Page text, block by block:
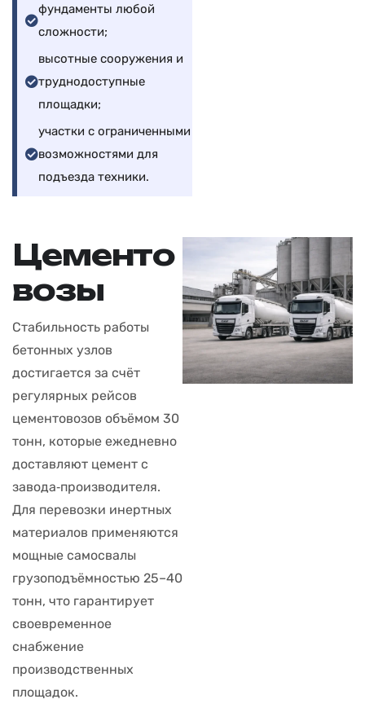
фундаменты любой
сложности;
высотные сооружения и
труднодоступные
площадки;
участки с ограниченными
возможностями для
подъезда техники.
Цементо
возы
Стабильность работы
бетонных узлов
достигается за счёт
регулярных рейсов
цементовозов объёмом 30
тонн, которые ежедневно
доставляют цемент с
завода‑производителя.
Для перевозки инертных
материалов применяются
мощные самосвалы
грузоподъёмностью 25–40
тонн, что гарантирует
своевременное
снабжение
производственных
площадок.